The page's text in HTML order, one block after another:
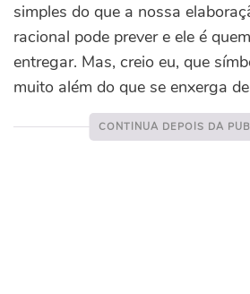
simples do que a nossa
racional pode prever e ele é
entregar. Mas, creio eu, que
muito além do que se enxerga